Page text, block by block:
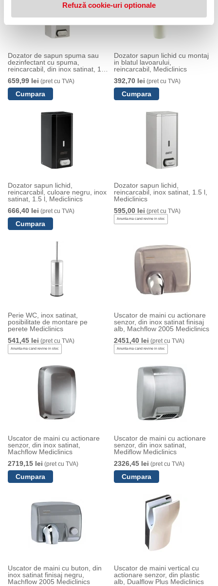
Refuză cookie-uri optionale
Dozator de sapun spuma sau
dezinfectant cu spuma,
reincarcabil, din inox satinat, 1.5
659,99 lei (pret cu TVA)
Dozator sapun lichid cu montaj
in blatul lavoarului,
reincarcabil, Mediclinics
392,70 lei (pret cu TVA)
Dozator sapun lichid,
reincarcabil, culoare negru, inox
satinat, 1.5 l, Mediclinics
666,40 lei (pret cu TVA)
Dozator sapun lichid,
reincarcabil, inox satinat, 1.5 l,
Mediclinics
595,00 lei (pret cu TVA)
Anunta-ma cand revine in stoc
Perie WC, inox satinat,
posibilitate de montare pe
perete Mediclinics
541,45 lei (pret cu TVA)
Anunta-ma cand revine in stoc
Uscator de maini cu actionare
senzor, din inox satinat finisaj
alb, Machflow 2005 Mediclinics
2451,40 lei (pret cu TVA)
Anunta-ma cand revine in stoc
Uscator de maini cu actionare
senzor, din inox satinat,
Machflow Mediclinics
2719,15 lei (pret cu TVA)
Uscator de maini cu actionare
senzor, din inox satinat,
Mediflow Mediclinics
2326,45 lei (pret cu TVA)
Uscator de maini cu buton, din
inox satinat finisaj negru,
Machflow 2005 Mediclinics
Uscator de maini vertical cu
actionare senzor, din plastic
alb, Dualflow Plus Mediclinics